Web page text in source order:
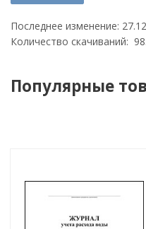
Последнее изменение:
Количество скачиваний:
Популярные